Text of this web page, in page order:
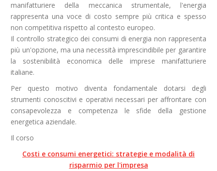
manifatturiere della meccanica strumentale, l'energia
rappresenta una voce di costo sempre più critica e spesso
non competitiva rispetto al contesto europeo.
Il controllo strategico dei consumi di energia non rappresenta
più un'opzione, ma una necessità imprescindibile per garantire
la sostenibilità economica delle imprese manifatturiere
italiane.
Per questo motivo diventa fondamentale dotarsi degli
strumenti conoscitivi e operativi necessari per affrontare con
consapevolezza e competenza le sfide della gestione
energetica aziendale.
Il corso
Costi e consumi energetici: strategie e modalità di
risparmio per l'impresa